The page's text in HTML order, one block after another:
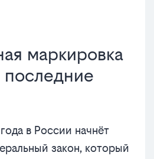
маркировка
в России начнёт
закон, который